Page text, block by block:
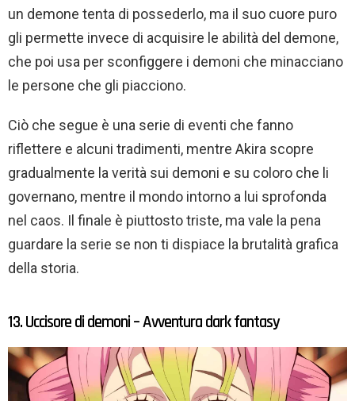
un demone tenta di possederlo, ma il suo cuore puro
gli permette invece di acquisire le abilità del demone,
che poi usa per sconfiggere i demoni che minacciano
le persone che gli piacciono.
Ciò che segue è una serie di eventi che fanno
riflettere e alcuni tradimenti, mentre Akira scopre
gradualmente la verità sui demoni e su coloro che li
governano, mentre il mondo intorno a lui sprofonda
nel caos. Il finale è piuttosto triste, ma vale la pena
guardare la serie se non ti dispiace la brutalità grafica
della storia.
13. Uccisore di demoni – Avventura dark fantasy